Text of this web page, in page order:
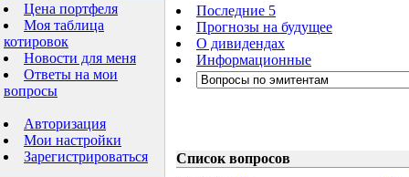
Цена портфеля
Моя таблица
котировок
Новости для меня
Ответы на мои
вопросы
Авторизация
Мои настройки
Зарегистрироваться
Последние 5
Прогнозы на будущее
О дивидендах
Информационные
Список вопросов